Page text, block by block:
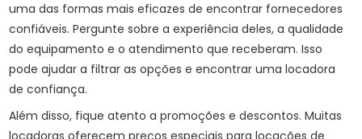
uma das formas mais eficazes de encontrar fornecedores
confiáveis. Pergunte sobre a experiência deles, a qualidade
do equipamento e o atendimento que receberam. Isso
pode ajudar a filtrar as opções e encontrar uma locadora
de confiança.
Além disso, fique atento a promoções e descontos. Muitas
locadoras oferecem preços especiais para locações de